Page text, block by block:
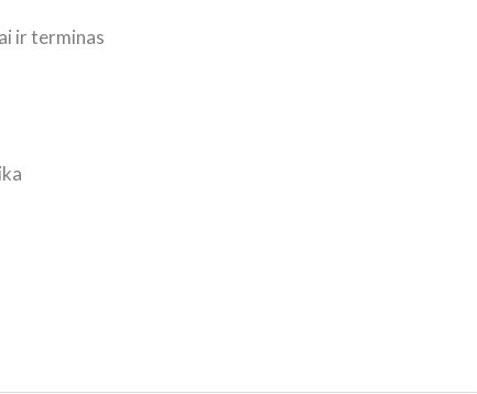
ir terminas